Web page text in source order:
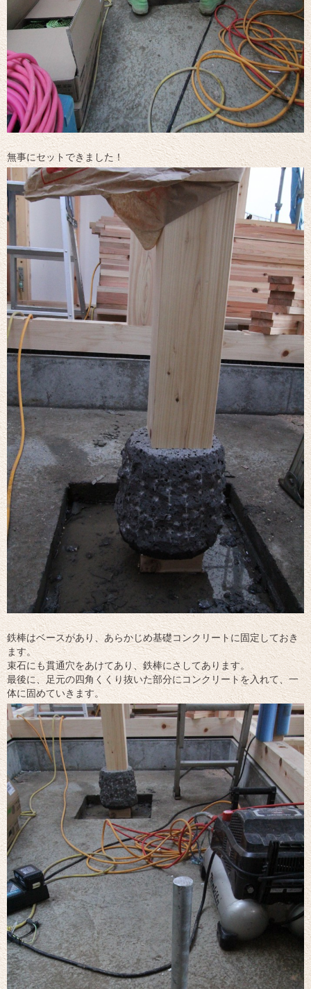
無事にセットできました！
鉄棒はベースがあり、あらかじめ基礎コンクリートに固定しておき
ます。
束石にも貫通穴をあけてあり、鉄棒にさしてあります。
最後に、足元の四角くくり抜いた部分にコンクリートを入れて、一
体に固めていきます。